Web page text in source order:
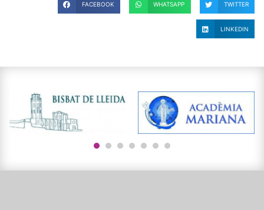
FACEBOOK WHATSAPP TWITTER
LINKEDIN